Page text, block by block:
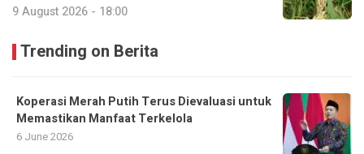
9 August 2026 - 18:00
Trending on Berita
Koperasi Merah Putih Terus Dievaluasi untuk
Memastikan Manfaat Terkelola
6 June 2026